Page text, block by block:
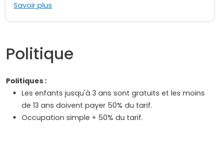
Savoir plus
Politique
Politiques :
Les enfants jusqu'à 3 ans sont gratuits et les moins
de 13 ans doivent payer 50% du tarif.
Occupation simple + 50% du tarif.